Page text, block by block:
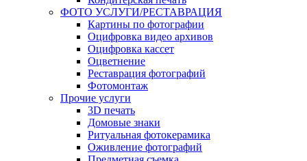
ФОТО УСЛУГИ/РЕСТАВРАЦИЯ
Картины по фотографии
Оцифровка видео архивов
Оцифровка кассет
Оцветнение
Реставрация фотографий
Фотомонтаж
Прочие услуги
3D печать
Домовые знаки
Ритуальная фотокерамика
Оживление фотографий